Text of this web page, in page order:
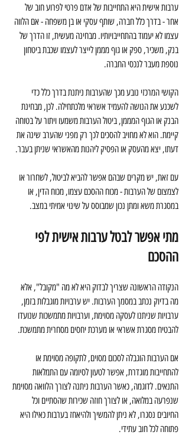
ערבות אישית היא התחייבות של אדם פרטי לפרוע חוב של
אחר - בדרך כלל חברה, שותף עסקי או בן משפחה - אם הלווה
עצמו לא יעמוד בהתחייבויותיו. מבחינה מעשית, זו הדרך של
בנק, משכיר, ספק או גוף מממן לייצר לעצמו שכבת ביטחון
נוספת מעבר לנכסי החברה.
הקושי המרכזי נובע מכך שהערבות ניתנת בדרך כלל כדי
לשכנע את הנושה להעמיד אשראי מלכתחילה. לכן, מבחינת
הבנק או הגוף המממן, ביטול הערבות משמעו ויתור על בטוחה
קיימת. הוא לא מחויב להסכים לכך רק מפני שהערב שינה את
דעתו, יצא מהעסק או הפסיק ליהנות מהאשראי שניתן בעבר.
עם זאת, יש מקרים שבהם אפשר להביא לביטול, לשחרור או
לצמצום של הערבות - מכוח ההסכם עצמו, מכוח הדין, או
במסגרת משא ומתן נכון שמבוסס על שינוי אמיתי במצב.
מתי אפשר לבטל ערבות אישית לפי
ההסכם
הנקודה הראשונה שצריך לבדוק היא לא מה "מקובל", אלא
מה בדיוק נכתב במסמך הערבות. יש ערבויות מוגבלות בזמן,
ערבויות שניתנו לעסקה מסוימת, וערבויות מתמשכות שנועדו
להבטיח מסגרת אשראי או מערכת יחסים מסחרית מתמשכת.
אם הערבות הוגבלה לסכום מסוים, לתקופה מסוימת או
להתחייבות מוגדרת, אפשר לטעון לסיומה עם התמלאות
התנאים. לדוגמה, כאשר הערבות ניתנה לצורך הלוואה מסוימת
שנפרעה במלואה, או לצורך חוזה שכירות שהסתיים וכל
החיובים נסגרו, לא ניתן להמשיך ולהיאחז בערבות כאילו היא
פתוחה לכל חוב עתידי.